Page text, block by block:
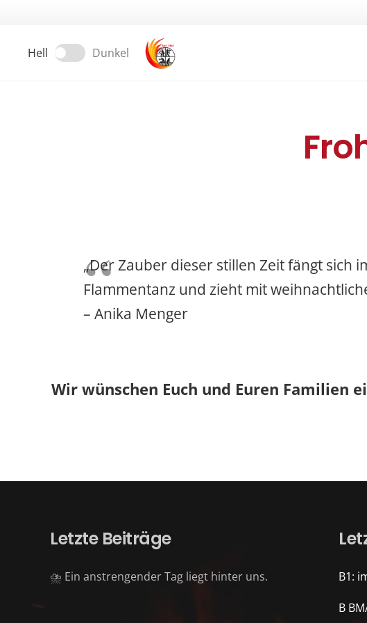
Hell Dunkel
„Der Zauber dieser stillen Zeit fängt sich
Flammentanz und zieht mit
– Anika Menger
Wir wünschen Euch und Euren Familien
Letzte Beiträge
⛈️ Ein anstrengender Tag liegt hinter uns. B1:
B